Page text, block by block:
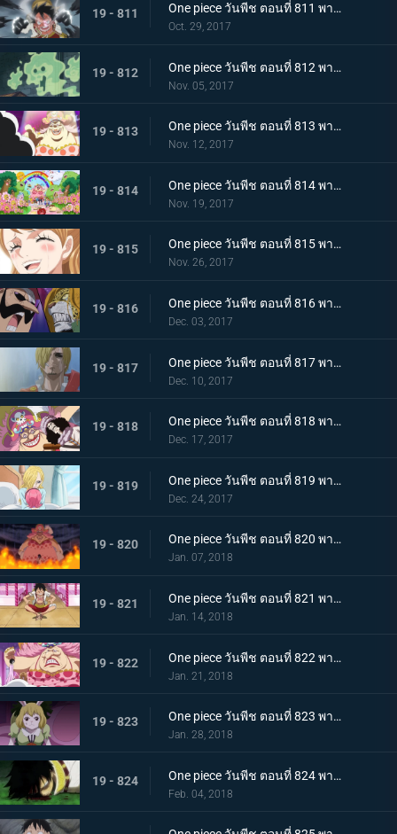
19 - 811 One piece วันพีช ตอนที่ 811 พากย์ไทย ฉันจะรอที่นี่ ลูฟี่ VS กองทัพพิโรธ
Oct. 29, 2017
19 - 812 One piece วันพีช ตอนที่ 812 พากย์ไทย บุกชาโต้ ชิงมาให้ได้ โรดโพเนกลิฟ
Nov. 05, 2017
19 - 813 One piece วันพีช ตอนที่ 813 พากย์ไทย เผชิญหน้าโชคชะตา ลูฟี่กับบิ๊กมัม
Nov. 12, 2017
19 - 814 One piece วันพีช ตอนที่ 814 พากย์ไทย เสียงเพรียกวิญญาณ ปฏิบัติการสายฟ้าแลบของบรู๊คกับเปโดร
Nov. 19, 2017
19 - 815 One piece วันพีช ตอนที่ 815 พากย์ไทย ลาก่อน การตัดสินใจทั้งน้ำตาของพุดดิ้ง
Nov. 26, 2017
19 - 816 One piece วันพีช ตอนที่ 816 พากย์ไทย เรื่องราวของตาซ้าย เปโดร VS บารอนทามาโกะ
Dec. 03, 2017
19 - 817 One piece วันพีช ตอนที่ 817 พากย์ไทย ก้นบุหรี่ คืนก่อนแต่งงานของซันจิ
Dec. 10, 2017
19 - 818 One piece วันพีช ตอนที่ 818 พากย์ไทย จิตวิญญาณที่มุ่งมั่น บรู๊ค VS บิ๊กมัม
Dec. 17, 2017
19 - 819 One piece วันพีช ตอนที่ 819 พากย์ไทย ความปรารถนาของโซรา ซันจิ ผลงานที่ล้มเหลวของเจอร์ม่า
Dec. 24, 2017
19 - 820 One piece วันพีช ตอนที่ 820 พากย์ไทย ไปหาซันจิ ลูฟี่ เอาคืนอย่างถึงลูกถึงคน
Jan. 07, 2018
19 - 821 One piece วันพีช ตอนที่ 821 พากย์ไทย ชาโตว์โกลาหล ลูฟี่ ไปสถานที่นัดหมาย
Jan. 14, 2018
19 - 822 One piece วันพีช ตอนที่ 822 พากย์ไทย ตัดสินใจจากลา ซันจิกับข้าวกล่องหมวกฟาง
Jan. 21, 2018
19 - 823 One piece วันพีช ตอนที่ 823 พากย์ไทย สี่จักรพรรดินอนพลิกตัวไปมา ปฏิบัติการช่วยบรู๊ค
Jan. 28, 2018
19 - 824 One piece วันพีช ตอนที่ 824 พากย์ไทย ที่ที่สัญญากัน ลูฟี่ ต่อสู้เกินขีดจำกัด
Feb. 04, 2018